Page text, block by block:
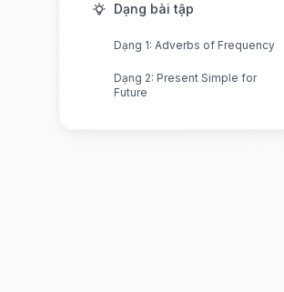
Dạng bài tập
Dạng 1: Adverbs of Frequency
Dạng 2: Present Simple for
Future